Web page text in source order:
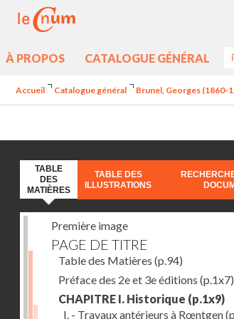
À PROPOS CATALOGUE GÉNÉRAL
Accueil Catalogue général Brunel, Georges (1860-
TABLE
DES
MATIÈRES
TABLE DES
ILLUSTRATIONS
Première image
PAGE DE TITRE
Table des Matières (p.94)
Préface des 2e et 3e éditions (p.1x7)
CHAPITRE I. Historique (p.1x9)
I. - Travaux antérieurs à Rœntgen